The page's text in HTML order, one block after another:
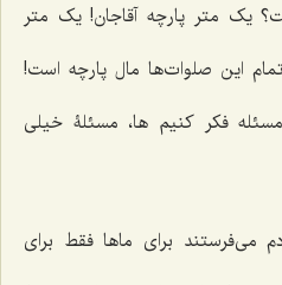
یک متر پارچه آقاجان! یک متر
این صلوات‌ها مال پارچه است!
فکر کنیم ها، مسئلۀ خیلی
می‌فرستند برای ماها فقط برای